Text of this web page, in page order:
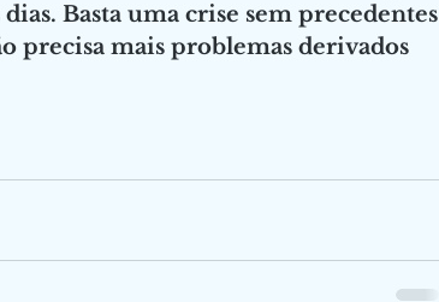
Basta uma crise sem precedentes
precisa mais problemas derivados